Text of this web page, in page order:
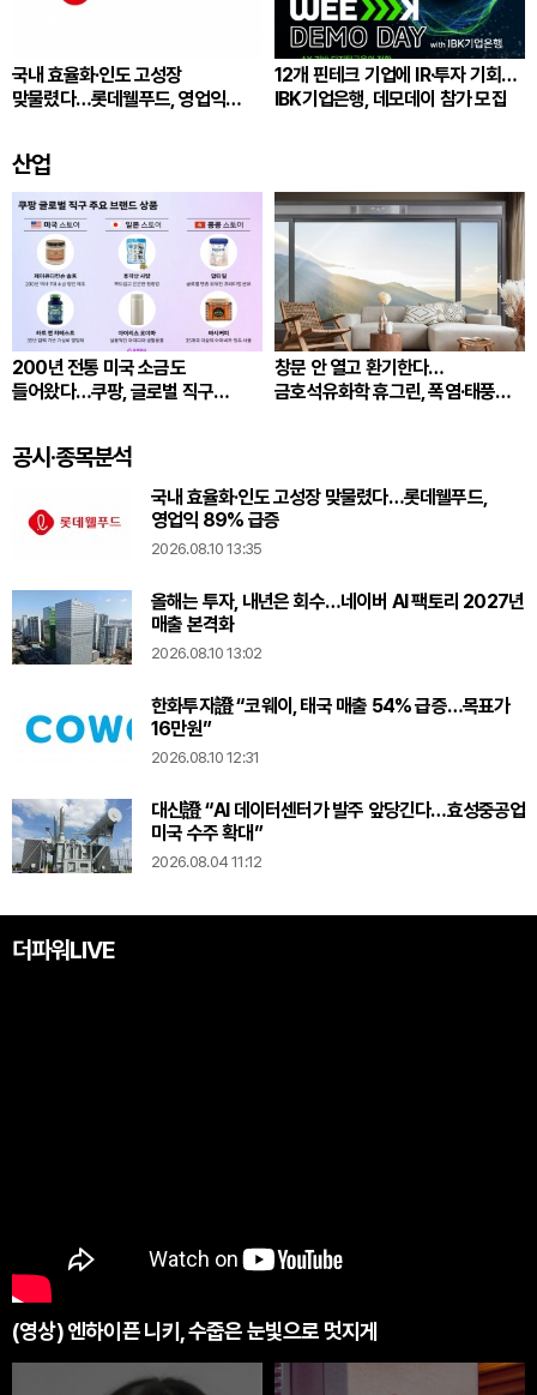
국내 효율화·인도 고성장
맞물렸다…롯데웰푸드, 영업익
12개 핀테크 기업에 IR·투자 기회…
IBK기업은행, 데모데이 참가 모집
산업
200년 전통 미국 소금도
들어왔다…쿠팡, 글로벌 직구
창문 안 열고 환기한다…
금호석유화학 휴그린, 폭염·태풍
공시·종목분석
국내 효율화·인도 고성장 맞물렸다…롯데웰푸드,
영업익 89% 급증
2026.08.10 13:35
올해는 투자, 내년은 회수…네이버 AI 팩토리 2027년
매출 본격화
2026.08.10 13:02
한화투자證 “코웨이, 태국 매출 54% 급증…목표가
16만원”
2026.08.10 12:31
대신證 “AI 데이터센터가 발주 앞당긴다…효성중공업
미국 수주 확대”
2026.08.04 11:12
더파워LIVE
(영상) 엔하이픈 니키, 수줍은 눈빛으로 멋지게